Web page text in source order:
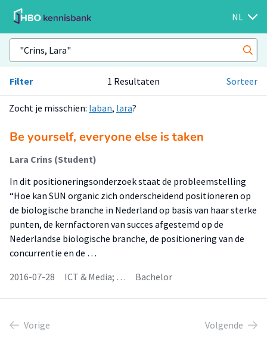
NL
Filter 1 Resultaten Sorteer
Zocht je misschien: laban, lara?
Be yourself, everyone else is taken
Lara Crins (Student)
In dit positioneringsonderzoek staat de probleemstelling
“Hoe kan SUN organic zich onderscheidend positioneren op
de biologische branche in Nederland op basis van haar sterke
punten, de kernfactoren van succes afgestemd op de
Nederlandse biologische branche, de positionering van de
concurrentie en de …
2016-07-28
ICT & Media; … Bachelor
Vorige Volgende